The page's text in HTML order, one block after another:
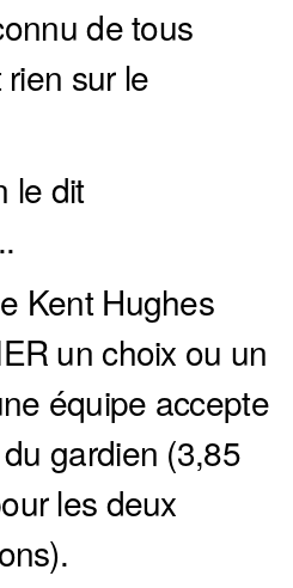
de tous
sur le
le dit
Kent Hughes
un choix ou un
équipe accepte
gardien (3,85
les deux